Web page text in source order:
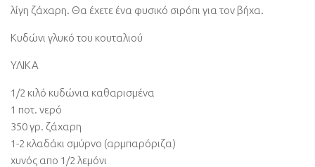
λίγη ζάχαρη. Θα έχετε ένα φυσικό σιρόπι για τον βήχα.
Κυδώνι γλυκό του κουταλιού
ΥΛΙΚΑ
1/2 κιλό κυδώνια καθαρισμένα
1 ποτ. νερό
350 γρ. ζάχαρη
1-2 κλαδάκι σμύρνο (αρμπαρόριζα)
χυνός απο 1/2 λεμόνι